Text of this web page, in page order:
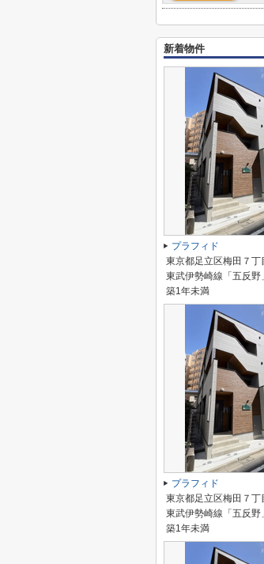
新着物件
プラフィド
東京都足立区梅田７丁
東武伊勢崎線「五反野
築1年未満
プラフィド
東京都足立区梅田７丁
東武伊勢崎線「五反野
築1年未満